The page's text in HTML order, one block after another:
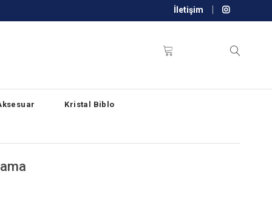
İletişim
Kristal Biblo